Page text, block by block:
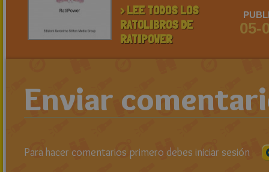
> LEE TODOS LOS
RATOLIBROS DE
RATIPOWER
05-
Enviar
Para hacer comentarios primero debes iniciar sesión